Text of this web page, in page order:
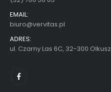
EMAIL:
biuro@vervitas.pl
ADRES:
ul. Czarny Las 6C, 32-300 Olkusz